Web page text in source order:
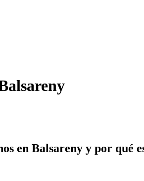
en Balsareny y por qué